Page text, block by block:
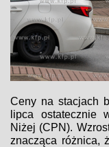
Ceny na stacjach
lipca ostatecznie
Niżej (CPN).
znacząca różnica,